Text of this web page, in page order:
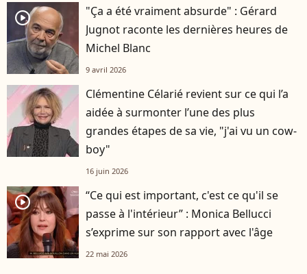
player2
"Ça a été vraiment absurde" : Gérard
Jugnot raconte les dernières heures de
Michel Blanc
9 avril 2026
Clémentine Célarié revient sur ce qui l’a
aidée à surmonter l’une des plus
grandes étapes de sa vie, "j'ai vu un cow-
boy"
16 juin 2026
player2
“Ce qui est important, c'est ce qu'il se
passe à l'intérieur” : Monica Bellucci
s’exprime sur son rapport avec l'âge
22 mai 2026